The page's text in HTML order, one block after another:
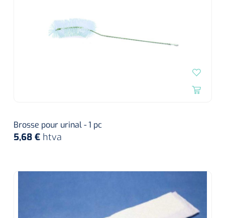
Brosse pour urinal - 1 pc
5,68 € htva